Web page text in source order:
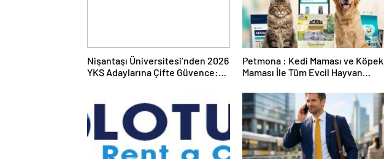
Nişantaşı Üniversitesi’nden 2026
YKS Adaylarına Çifte Güvence:
Petmona : Kedi Maması ve Köpek
Maması İle Tüm Evcil Hayvan